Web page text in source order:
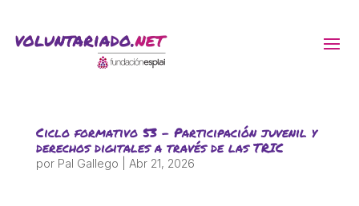
Ciclo formativo 53 – Participación juvenil y
derechos digitales a través de las TRIC
por Pal Gallego Abr 21, 2026
MÓN ESCOLAR